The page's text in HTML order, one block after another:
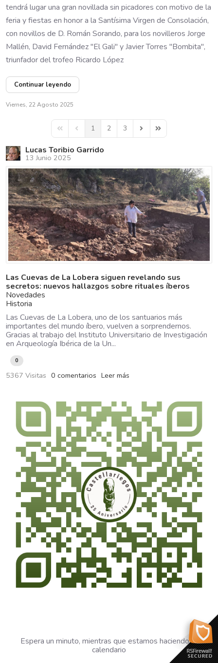
tendrá lugar una gran novillada sin picadores con motivo de la
feria y fiestas en honor a la Santísima Virgen de Consolación,
con novillos de D. Román Sorando, para los novilleros Jorge
Mallén, David Fernández "El Gali" y Javier Torres "Bombita",
triunfador del trofeo Ricardo López
Continuar leyendo
Viernes, 22 Agosto 2025
First PagePrevious Page
1 2 3 Next PageLast Page
Lucas Toribio Garrido
13 Junio 2025
Las Cuevas de La Lobera siguen revelando sus
secretos: nuevos hallazgos sobre rituales íberos
Novedades
Historia
Las Cuevas de La Lobera, uno de los santuarios más
importantes del mundo íbero, vuelven a sorprendernos.
Gracias al trabajo del Instituto Universitario de Investigación
en Arqueología Ibérica de la Un...
0
5367 Visitas 0 comentarios Leer más
Espera un minuto, mientras que estamos haciendo el
calendario